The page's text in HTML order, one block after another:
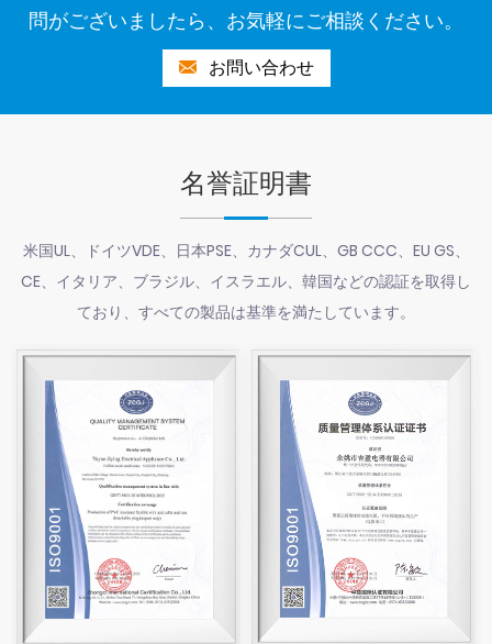
問がございましたら、お気軽にご相談ください。
お問い合わせ
名誉証明書
米国UL、ドイツVDE、日本PSE、カナダCUL、GB CCC、EU GS、
CE、イタリア、ブラジル、イスラエル、韓国などの認証を取得し
ており、すべての製品は基準を満たしています。